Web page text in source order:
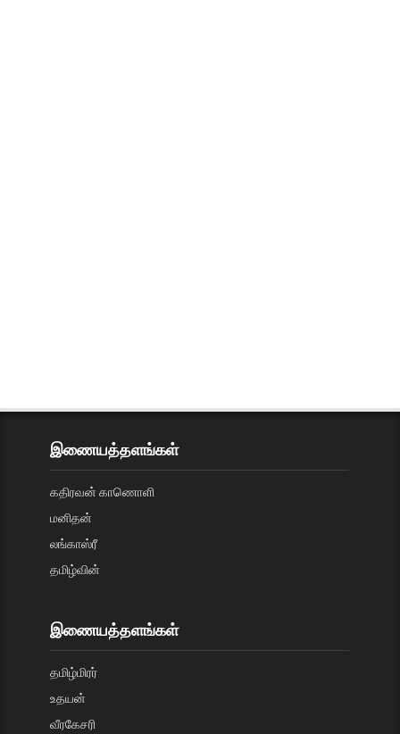
இணையத்தளங்கள்
கதிரவன் காணொளி
மனிதன்
லங்காஸ்ரீ
தமிழ்வின்
இணையத்தளங்கள்
தமிழ்மிரர்
உதயன்
வீரகேசரி